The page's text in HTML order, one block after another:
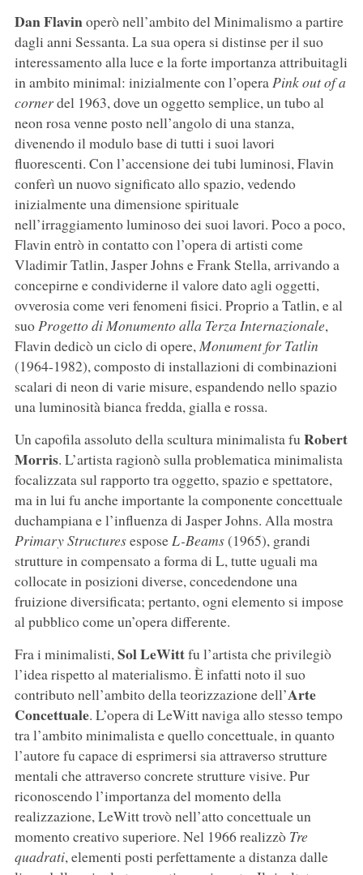
Dan Flavinoperò nell’ambito del Minimalismo a partire
dagli anni Sessanta. La sua opera si distinse per il suo
interessamento alla luce e la forte importanza attribuitagli
in ambito minimal: inizialmente con l’operaPink out of a
cornerdel 1963, dove un oggetto semplice, un tubo al
neon rosa venne posto nell’angolo di una stanza,
divenendo il modulo base di tutti i suoi lavori
fluorescenti. Con l’accensione dei tubi luminosi, Flavin
conferì un nuovo significato allo spazio, vedendo
inizialmente una dimensione spirituale
nell’irraggiamento luminoso dei suoi lavori. Poco a poco,
Flavin entrò in contatto con l’opera di artisti come
Vladimir Tatlin, Jasper Johns e Frank Stella, arrivando a
concepirne e condividerne il valore dato agli oggetti,
ovverosia come veri fenomeni fisici. Proprio a Tatlin, e al
suoProgetto di Monumento alla Terza Internazionale,
Flavin dedicò un ciclo di opere,Monument for Tatlin
(1964-1982), composto di installazioni di combinazioni
scalari di neon di varie misure, espandendo nello spazio
una luminosità bianca fredda, gialla e rossa.
Un capofila assoluto della scultura minimalista fuRobert
Morris. L’artista ragionò sulla problematica minimalista
focalizzata sul rapporto tra oggetto, spazio e spettatore,
ma in lui fu anche importante la componente concettuale
duchampiana e l’influenza di Jasper Johns. Alla mostra
Primary StructuresesposeL-Beams(1965), grandi
strutture in compensato a forma di L, tutte uguali ma
collocate in posizioni diverse, concedendone una
fruizione diversificata; pertanto, ogni elemento si impose
al pubblico come un’opera differente.
Fra i minimalisti,Sol LeWittfu l’artista che privilegiò
l’idea rispetto al materialismo. È infatti noto il suo
contributo nell’ambito della teorizzazione dell’Arte
Concettuale. L’opera di LeWitt naviga allo stesso tempo
tra l’ambito minimalista e quello concettuale, in quanto
l’autore fu capace di esprimersi sia attraverso strutture
mentali che attraverso concrete strutture visive. Pur
riconoscendo l’importanza del momento della
realizzazione, LeWitt trovò nell’atto concettuale un
momento creativo superiore. Nel 1966 realizzò Tre
quadrati, elementi posti perfettamente a distanza dalle